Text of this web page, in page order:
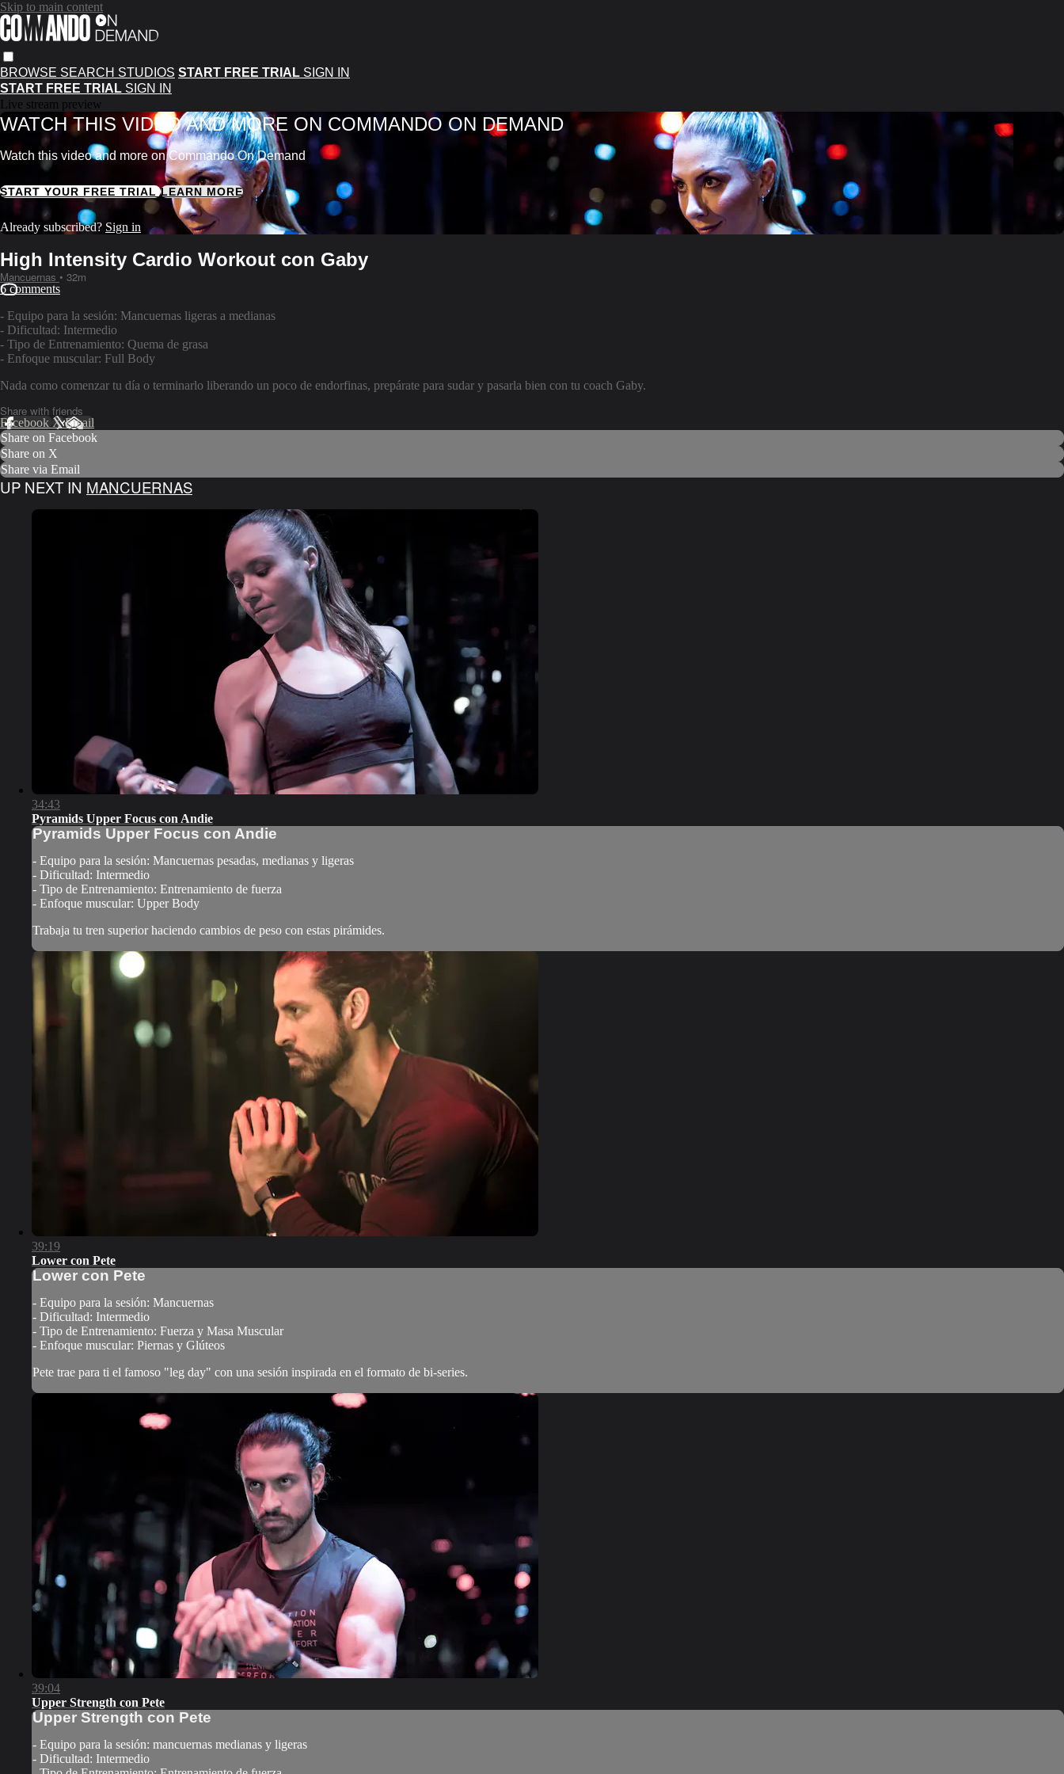
Skip to main content
BROWSE SEARCH STUDIOS START FREE TRIAL SIGN IN
START FREE TRIAL SIGN IN
Live stream preview
WATCH THIS VIDEO AND MORE ON COMMANDO ON DEMAND
Watch this video and more on Commando On Demand
START YOUR FREE TRIALLEARN MORE
Already subscribed? Sign in
High Intensity Cardio Workout con Gaby
Mancuernas • 32m
6 comments
- Equipo para la sesión: Mancuernas ligeras a medianas
- Dificultad: Intermedio
- Tipo de Entrenamiento: Quema de grasa
- Enfoque muscular: Full Body
Nada como comenzar tu día o terminarlo liberando un poco de endorfinas, prepárate para sudar y pasarla bien con tu coach Gaby.
Share with friends
Facebook XEmail
Share on Facebook
Share on X
Share via Email
UP NEXT IN MANCUERNAS
34:43
Pyramids Upper Focus con Andie
Pyramids Upper Focus con Andie
- Equipo para la sesión: Mancuernas pesadas, medianas y ligeras
- Dificultad: Intermedio
- Tipo de Entrenamiento: Entrenamiento de fuerza
- Enfoque muscular: Upper Body
Trabaja tu tren superior haciendo cambios de peso con estas pirámides.
39:19
Lower con Pete
Lower con Pete
- Equipo para la sesión: Mancuernas
- Dificultad: Intermedio
- Tipo de Entrenamiento: Fuerza y Masa Muscular
- Enfoque muscular: Piernas y Glúteos
Pete trae para ti el famoso "leg day" con una sesión inspirada en el formato de bi-series.
39:04
Upper Strength con Pete
Upper Strength con Pete
- Equipo para la sesión: mancuernas medianas y ligeras
- Dificultad: Intermedio